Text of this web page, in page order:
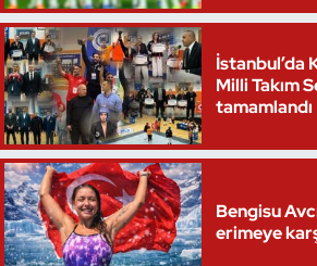
İstanbul’da
Milli Takım
tamamlandı
Bengisu
erimeye
Oryantiring
Özel Sporcular
Paralimpik
Ragbi
Satranç